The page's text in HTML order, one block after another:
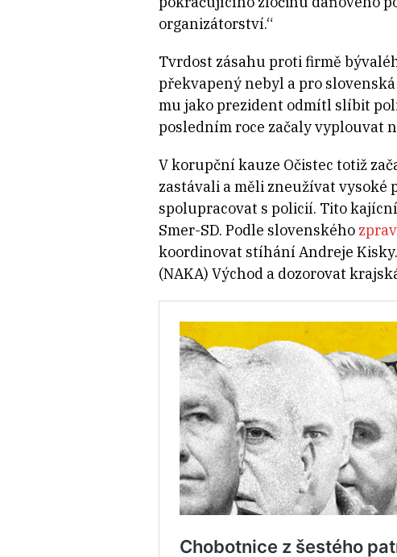
organizátorství.“
Tvrdost zásahu proti firmě
překvapený nebyl a pro
mu jako prezident odmítl slíbit
posledním roce začaly vyplouvat
V korupční kauze Očistec totiž
zastávali a měli zneužívat vysoké
spolupracovat s policií. Tito
Smer-SD. Podle slovenského
koordinovat stíhání Andreje
(NAKA) Východ a dozorovat